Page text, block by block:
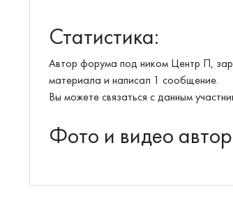
Статистика:
Автор форума под ником Центр П,
материала и написал 1 сообщение.
Вы можете связаться с данным
Фото и видео